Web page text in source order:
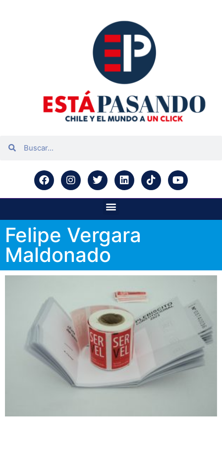
Felipe Vergara
Maldonado